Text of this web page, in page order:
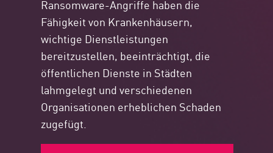
Ransomware-Angriffe haben die
Fähigkeit von Krankenhäusern,
wichtige Dienstleistungen
bereitzustellen, beeinträchtigt, die
öffentlichen Dienste in Städten
lahmgelegt und verschiedenen
Organisationen erheblichen Schaden
zugefügt.